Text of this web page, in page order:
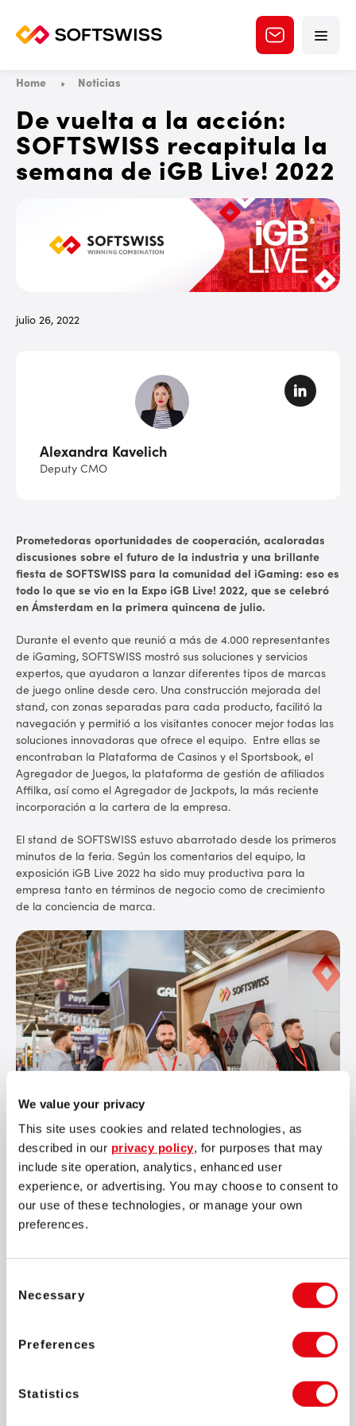
We value your privacy
This site uses cookies and related technologies, as
described in our privacy policy, for purposes that may
include site operation, analytics, enhanced user
experience, or advertising. You may choose to consent to
our use of these technologies, or manage your own
preferences.
Selection
Necessary
Preferences
Statistics
Home Noticias
De vuelta a la acción:
SOFTSWISS recapitula la
semana de iGB Live! 2022
julio 26, 2022
Prometedoras oportunidades de cooperación, acaloradas
discusiones sobre el futuro de la industria y una brillante
fiesta de SOFTSWISS para la comunidad del iGaming: eso es
todo lo que se vio en la Expo iGB Live! 2022, que se celebró
en Ámsterdam en la primera quincena de julio.
Durante el evento que reunió a más de 4.000 representantes
de iGaming, SOFTSWISS mostró sus soluciones y servicios
expertos, que ayudaron a lanzar diferentes tipos de marcas
de juego online desde cero. Una construcción mejorada del
stand, con zonas separadas para cada producto, facilitó la
navegación y permitió a los visitantes conocer mejor todas las
soluciones innovadoras que ofrece el equipo. Entre ellas se
encontraban la Plataforma de Casinos y el Sportsbook, el
Agregador de Juegos, la plataforma de gestión de afiliados
Affilka, así como el Agregador de Jackpots, la más reciente
incorporación a la cartera de la empresa.
El stand de SOFTSWISS estuvo abarrotado desde los primeros
minutos de la feria. Según los comentarios del equipo, la
exposición iGB Live 2022 ha sido muy productiva para la
empresa tanto en términos de negocio como de crecimiento
de la conciencia de marca.
Alexandra Kavelich
Deputy CMO